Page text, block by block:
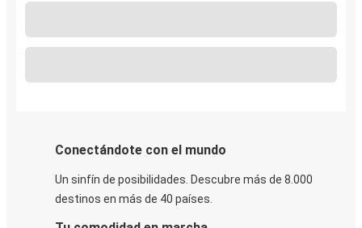
Conectándote con el mundo
Un sinfín de posibilidades. Descubre más de 8.000
destinos en más de 40 países.